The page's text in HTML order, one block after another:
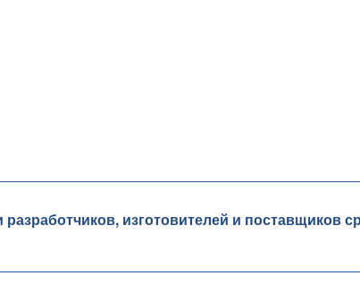
изготовителей и поставщиков